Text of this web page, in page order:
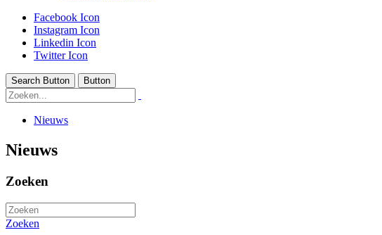
Facebook Icon
Instagram Icon
Linkedin Icon
Twitter Icon
Search Button Button
Nieuws
Nieuws
Zoeken
Zoeken